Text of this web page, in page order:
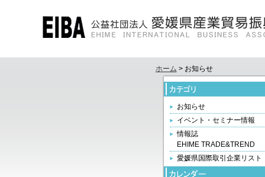
ホーム > お知らせ
お知らせ
イベント・セミナー情報
情報誌
EHIME TRADE&TREND
愛媛県国際取引企業リスト